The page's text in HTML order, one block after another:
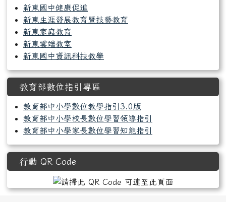
新東國中健康促進
新東生涯發展教育暨技藝教育
新東家庭教育
新東雲端教室
新東國中資訊科技教學
教育部數位指引專區
教育部中小學數位教學指引3.0版
教育部中小學校長數位學習領導指引
教育部中小學家長數位學習知能指引
行動 QR Code